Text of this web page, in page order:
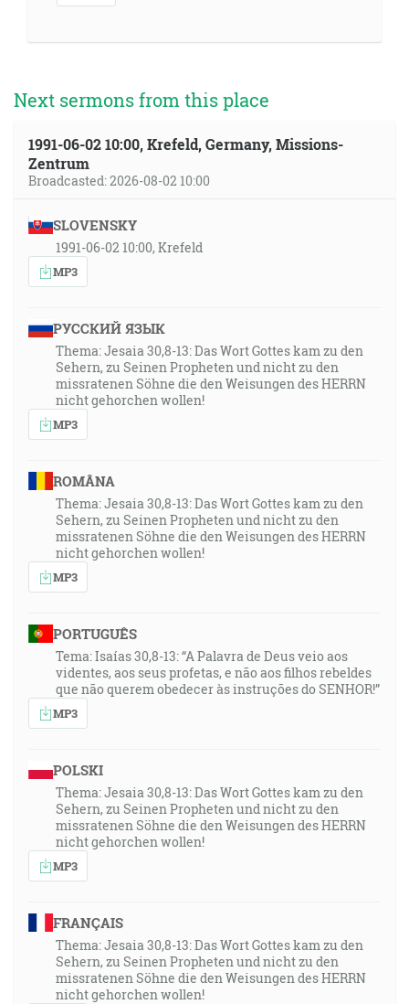
Next sermons from this place
1991-06-02 10:00, Krefeld, Germany, Missions-
Zentrum
Broadcasted: 2026-08-02 10:00
SLOVENSKY
1991-06-02 10:00, Krefeld
MP3
РУССКИЙ ЯЗЫК
Thema: Jesaia 30,8-13: Das Wort Gottes kam zu den
Sehern, zu Seinen Propheten und nicht zu den
missratenen Söhne die den Weisungen des HERRN
nicht gehorchen wollen!
MP3
ROMÂNA
Thema: Jesaia 30,8-13: Das Wort Gottes kam zu den
Sehern, zu Seinen Propheten und nicht zu den
missratenen Söhne die den Weisungen des HERRN
nicht gehorchen wollen!
MP3
PORTUGUÊS
Tema: Isaías 30,8-13: “A Palavra de Deus veio aos
videntes, aos seus profetas, e não aos filhos rebeldes
que não querem obedecer às instruções do SENHOR!”
MP3
POLSKI
Thema: Jesaia 30,8-13: Das Wort Gottes kam zu den
Sehern, zu Seinen Propheten und nicht zu den
missratenen Söhne die den Weisungen des HERRN
nicht gehorchen wollen!
MP3
FRANÇAIS
Thema: Jesaia 30,8-13: Das Wort Gottes kam zu den
Sehern, zu Seinen Propheten und nicht zu den
missratenen Söhne die den Weisungen des HERRN
nicht gehorchen wollen!